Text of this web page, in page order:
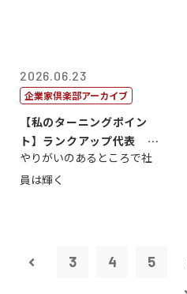
2026.06.23
企業家倶楽部アーカイブ
【私のターニングポイン
ト】ランクアップ代表 岩
崎裕美子
やりがいのあるところで社
員は輝く
3 4 5